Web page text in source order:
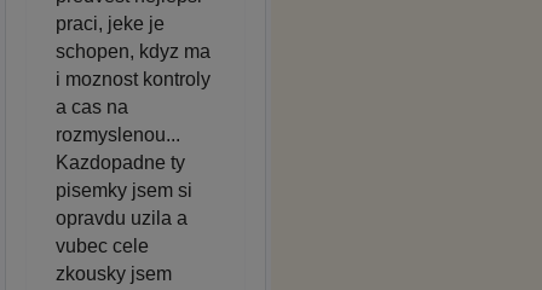
praci, jeke je
schopen, kdyz ma
i moznost kontroly
a cas na
rozmyslenou...
Kazdopadne ty
pisemky jsem si
opravdu uzila a
vubec cele
zkousky jsem